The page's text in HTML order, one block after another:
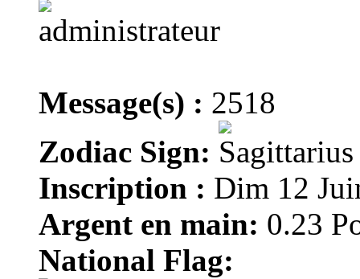
Message(s) : 2518
Zodiac Sign:
Inscription : Dim 12
Argent en main: 0.23
National Flag: